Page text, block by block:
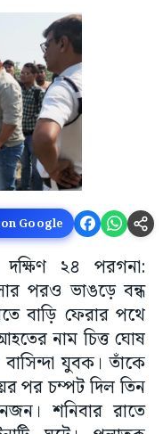
Google
দক্ষিণ ২৪ পরগনা:
পরও ভাঙড়ে বন্ধ
বাড়ি ফেরার পথে
নাম চিত্ত ঘোষ
যুবক। তাঁকে
পর চম্পট দিল তিন
শনিবার রাতে